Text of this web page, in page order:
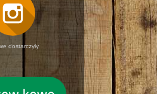
dostarczyły